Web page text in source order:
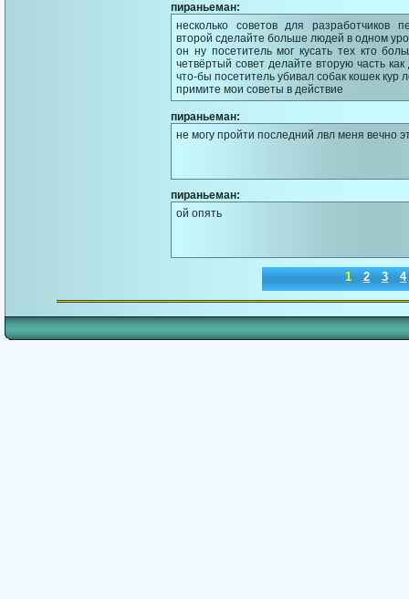
пираньеман:
несколько советов для разработчиков
второй сделайте больше людей в одном
он ну посетитель мог кусать тех кто
четвёртый совет делайте вторую часть
что-бы посетитель убивал собак кошек
примите мои советы в действие
пираньеман:
не могу пройти последний лвл меня вечно
пираньеман:
ой опять
1 2 3 4